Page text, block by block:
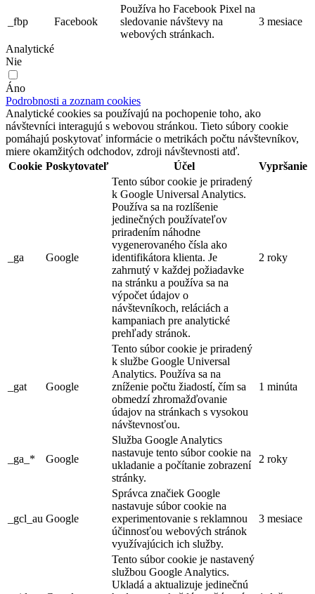
_fbp Facebook
Používa ho Facebook Pixel na
sledovanie návštevy na
webových stránkach.
3 mesiace
Analytické
Nie
Áno
Podrobnosti a zoznam cookies
Analytické cookies sa používajú na pochopenie toho, ako
návštevníci interagujú s webovou stránkou. Tieto súbory cookie
pomáhajú poskytovať informácie o metrikách počtu návštevníkov,
miere okamžitých odchodov, zdroji návštevnosti atď.
Cookie Poskytovateľ Účel Vypršanie
_ga Google
Tento súbor cookie je priradený
k Google Universal Analytics.
Používa sa na rozlíšenie
jedinečných používateľov
priradením náhodne
vygenerovaného čísla ako
identifikátora klienta. Je
zahrnutý v každej požiadavke
na stránku a používa sa na
výpočet údajov o
návštevníkoch, reláciách a
kampaniach pre analytické
prehľady stránok.
2 roky
_gat Google
Tento súbor cookie je priradený
k službe Google Universal
Analytics. Používa sa na
zníženie počtu žiadostí, čím sa
obmedzí zhromažďovanie
údajov na stránkach s vysokou
návštevnosťou.
1 minúta
_ga_* Google
Služba Google Analytics
nastavuje tento súbor cookie na
ukladanie a počítanie zobrazení
stránky.
2 roky
_gcl_au Google
Správca značiek Google
nastavuje súbor cookie na
experimentovanie s reklamnou
účinnosťou webových stránok
využívajúcich ich služby.
3 mesiace
Tento súbor cookie je nastavený
službou Google Analytics.
Ukladá a aktualizuje jedinečnú